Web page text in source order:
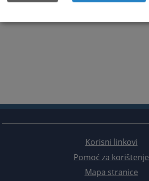
Korisni linkovi
Pomoć za korištenje
Mapa stranice